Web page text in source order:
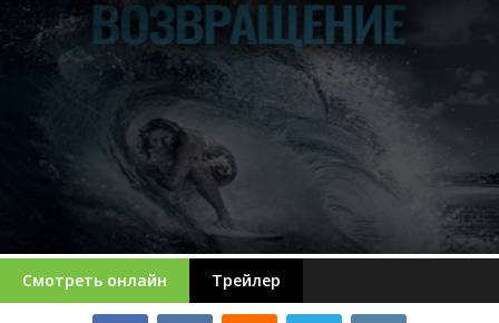
Смотреть онлайн Трейлер